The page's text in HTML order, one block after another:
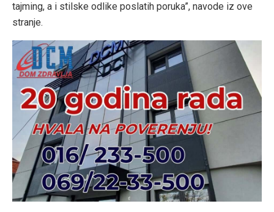
tajming, a i stilske odlike poslatih poruka”, navode iz ove
stranje.